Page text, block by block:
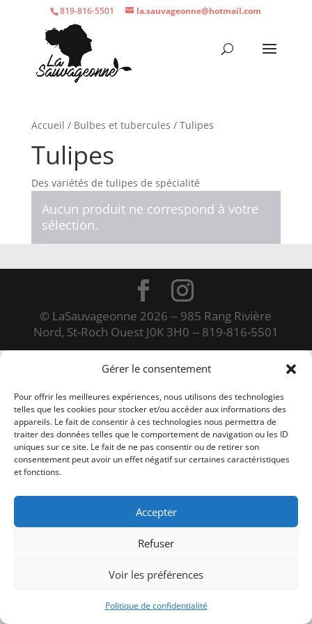
Gérer le consentement
Pour offrir les meilleures expériences, nous utilisons des technologies
telles que les cookies pour stocker et/ou accéder aux informations des
appareils. Le fait de consentir à ces technologies nous permettra de
traiter des données telles que le comportement de navigation ou les ID
uniques sur ce site. Le fait de ne pas consentir ou de retirer son
consentement peut avoir un effet négatif sur certaines caractéristiques
et fonctions.
Accepter
Refuser
Voir les préférences
Politique de confidentialité
819-816-5501 la.sauvageonne@hotmail.com
Accueil / Bulbes et tubercules / Tulipes
Tulipes
Des variétés de tulipes de spécialité
Aucun produit ne correspond à votre
sélection.
© LaSauvageonne 2026 -- 985 Rang Rivière
Nord, St-Roch Ouest J0K 3H0 -- 819-816-5501
Français